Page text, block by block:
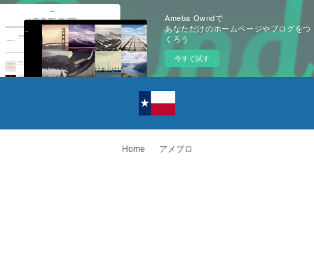
Ameba Owndで
あなただけのホームページやブログをつ
くろう
今すぐ試す
Home アメブロ